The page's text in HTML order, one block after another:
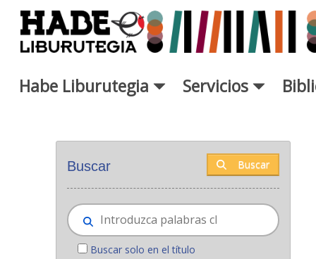
Saltar al contenido principal
Habe Liburutegia Servicios
Buscar Buscar
Buscar solo en el título